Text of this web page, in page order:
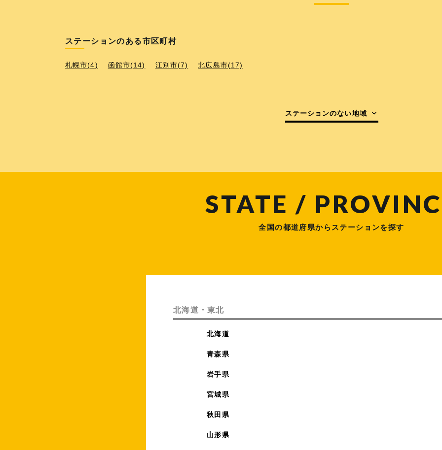
ステーションのある市区町村
札幌市(4) 函館市(14) 江別市(7) 北広島市(17)
ステーションのない地域
STATE /
全国の都道府県からステーションを探す
北海道・東北
北海道
青森県
岩手県
宮城県
秋田県
山形県